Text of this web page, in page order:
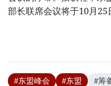
部长联席会议将于10月25
#东盟峰会 #东盟 #筹